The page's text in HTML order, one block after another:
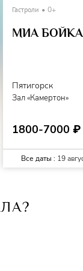
Гастроли 0+
МИА БОЙКА
Пятигорск
Зал «Камертон»
1800-7000 ₽
Все даты : 19